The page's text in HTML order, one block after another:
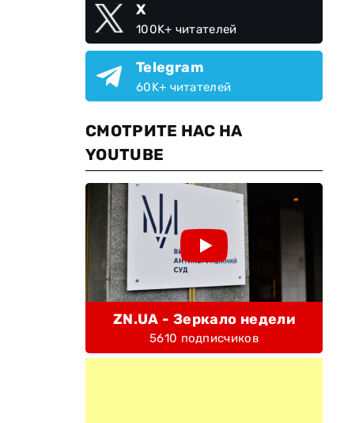
X
100K+ читателей
Telegram
60K+ читателей
СМОТРИТЕ НАС НА
YOUTUBE
ZN.UA - Зеркало недели
5610 подписчиков